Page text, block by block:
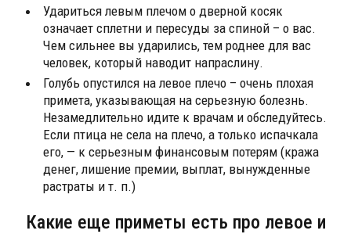
Удариться левым плечом о дверной косяк
означает сплетни и пересуды за спиной – о вас.
Чем сильнее вы ударились, тем роднее для вас
человек, который наводит напраслину.
Голубь опустился на левое плечо – очень плохая
примета, указывающая на серьезную болезнь.
Незамедлительно идите к врачам и обследуйтесь.
Если птица не села на плечо, а только испачкала
его, — к серьезным финансовым потерям (кража
денег, лишение премии, выплат, вынужденные
растраты и т. п.)
Какие еще приметы есть про левое и